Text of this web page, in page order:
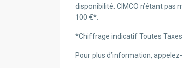
disponibilité. CIMCO n’étant
100 €*.
*Chiffrage indicatif Toutes
Pour plus d’information,